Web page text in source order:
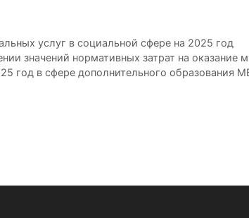
услуг в социальной сфере на 2025 год
значений нормативных затрат на оказание
год в сфере дополнительного